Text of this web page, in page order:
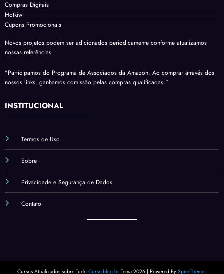
Compras Digitais
Hotkiwi
Cupons Promocionais
Novos projetos podem ser adicionados periodicamente conforme atualizamos
nossas referências.
"Participamos do Programa de Associados da Amazon. Ao comprar através dos
nossos links, ganhamos comissão pelas compras qualificadas."
INSTITUCIONAL
Termos de Uso
Sobre
Privacidade e Segurança de Dados
Contato
Cursos Atualizados sobre Tudo Curso.blog.br Tema 2026 | Powered By SpiceThemes